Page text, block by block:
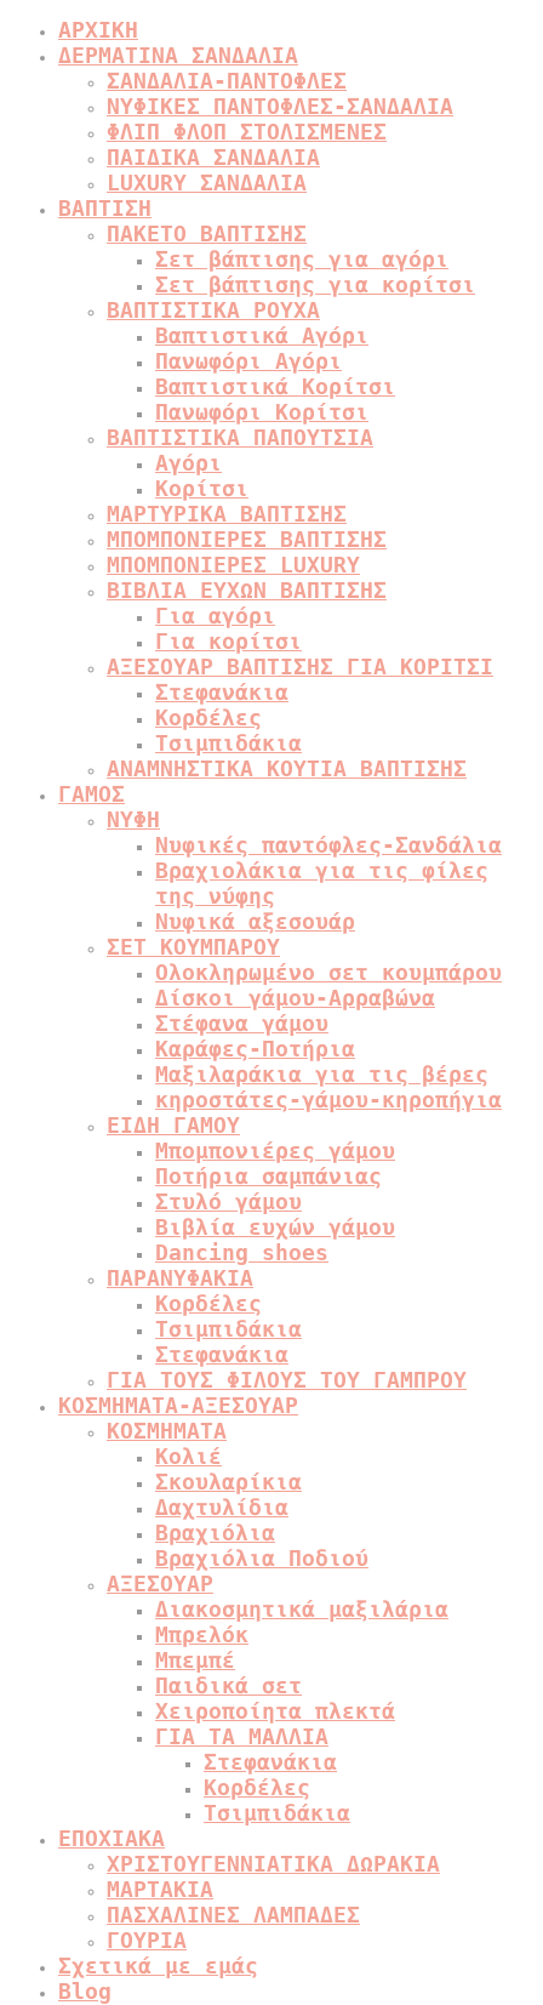
ΑΡΧΙΚΗ
ΔΕΡΜΑΤΙΝΑ ΣΑΝΔΑΛΙΑ
ΣΑΝΔΑΛΙΑ-ΠΑΝΤΟΦΛΕΣ
ΝΥΦΙΚΕΣ ΠΑΝΤΟΦΛΕΣ-ΣΑΝΔΑΛΙΑ
ΦΛΙΠ ΦΛΟΠ ΣΤΟΛΙΣΜΕΝΕΣ
ΠΑΙΔΙΚΑ ΣΑΝΔΑΛΙΑ
LUXURY ΣΑΝΔΑΛΙΑ
ΒΑΠΤΙΣΗ
ΠΑΚΕΤΟ ΒΑΠΤΙΣΗΣ
Σετ βάπτισης για αγόρι
Σετ βάπτισης για κορίτσι
ΒΑΠΤΙΣΤΙΚΑ ΡΟΥΧΑ
Βαπτιστικά Αγόρι
Πανωφόρι Αγόρι
Βαπτιστικά Κορίτσι
Πανωφόρι Κορίτσι
ΒΑΠΤΙΣΤΙΚΑ ΠΑΠΟΥΤΣΙΑ
Αγόρι
Κορίτσι
ΜΑΡΤΥΡΙΚΑ ΒΑΠΤΙΣΗΣ
ΜΠΟΜΠΟΝΙΕΡΕΣ ΒΑΠΤΙΣΗΣ
ΜΠΟΜΠΟΝΙΕΡΕΣ LUXURY
ΒΙΒΛΙΑ ΕΥΧΩΝ ΒΑΠΤΙΣΗΣ
Για αγόρι
Για κορίτσι
ΑΞΕΣΟΥΑΡ ΒΑΠΤΙΣΗΣ ΓΙΑ ΚΟΡΙΤΣΙ
Στεφανάκια
Κορδέλες
Τσιμπιδάκια
ΑΝΑΜΝΗΣΤΙΚΑ ΚΟΥΤΙΑ ΒΑΠΤΙΣΗΣ
ΓΑΜΟΣ
ΝΥΦΗ
Νυφικές παντόφλες-Σανδάλια
Βραχιολάκια για τις φίλες
της νύφης
Νυφικά αξεσουάρ
ΣΕΤ ΚΟΥΜΠΑΡΟΥ
Ολοκληρωμένο σετ κουμπάρου
Δίσκοι γάμου-Αρραβώνα
Στέφανα γάμου
Καράφες-Ποτήρια
Μαξιλαράκια για τις βέρες
κηροστάτες-γάμου-κηροπήγια
ΕΙΔΗ ΓΑΜΟΥ
Μπομπονιέρες γάμου
Ποτήρια σαμπάνιας
Στυλό γάμου
Βιβλία ευχών γάμου
Dancing shoes
ΠΑΡΑΝΥΦΑΚΙΑ
Κορδέλες
Τσιμπιδάκια
Στεφανάκια
ΓΙΑ ΤΟΥΣ ΦΙΛΟΥΣ ΤΟΥ ΓΑΜΠΡΟΥ
ΚΟΣΜΗΜΑΤΑ-ΑΞΕΣΟΥΑΡ
ΚΟΣΜΗΜΑΤΑ
Κολιέ
Σκουλαρίκια
Δαχτυλίδια
Βραχιόλια
Βραχιόλια Ποδιού
ΑΞΕΣΟΥΑΡ
Διακοσμητικά μαξιλάρια
Μπρελόκ
Μπεμπέ
Παιδικά σετ
Χειροποίητα πλεκτά
ΓΙΑ ΤΑ ΜΑΛΛΙΑ
Στεφανάκια
Κορδέλες
Τσιμπιδάκια
ΕΠΟΧΙΑΚΑ
ΧΡΙΣΤΟΥΓΕΝΝΙΑΤΙΚΑ ΔΩΡΑΚΙΑ
ΜΑΡΤΑΚΙΑ
ΠΑΣΧΑΛΙΝΕΣ ΛΑΜΠΑΔΕΣ
ΓΟΥΡΙΑ
Σχετικά με εμάς
Blog